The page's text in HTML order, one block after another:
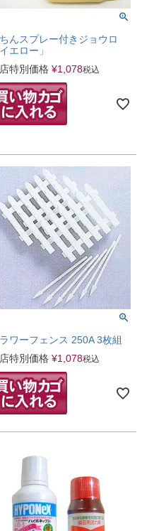
んスプレー付きジョウロ
イエロー」
特別価格 ¥1,078税込
ワーフェンス 250A 3枚組
特別価格 ¥1,078税込